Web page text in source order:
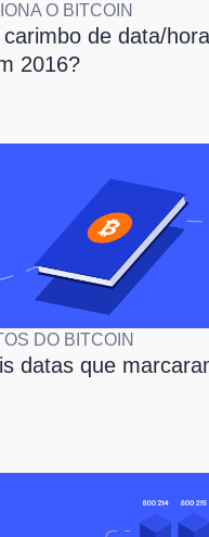
O BITCOIN
de data/
2016?
DO BITCOIN
datas que